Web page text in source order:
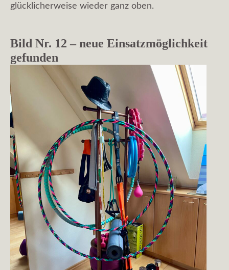
glücklicherweise wieder ganz oben.
Bild Nr. 12 – neue Einsatzmöglichkeit
gefunden